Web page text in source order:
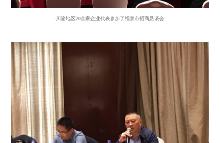
-川渝地区20余家企业代表参加了福泉市招商恳谈会-